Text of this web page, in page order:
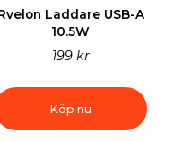
Laddare USB-A
10.5W
199 kr
Köp nu